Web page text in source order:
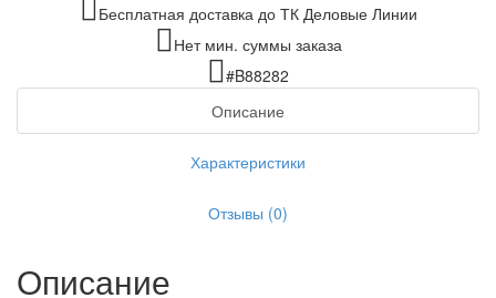
Бесплатная доставка до ТК Деловые Линии
Нет мин. суммы заказа
#B88282
Описание
Характеристики
Отзывы (0)
Описание